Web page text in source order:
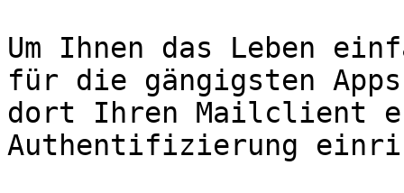
Um Ihnen das Leben
für die gängigsten
dort Ihren Mailclient
Authentifizierung